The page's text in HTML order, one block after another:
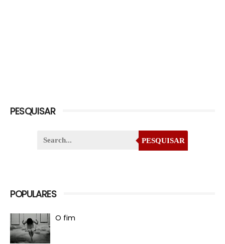
PESQUISAR
PESQUISAR
POPULARES
O fim